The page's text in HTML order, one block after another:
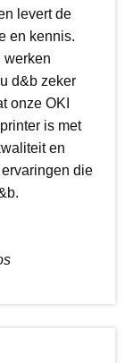
levert de
en kennis.
werken
d&b zeker
onze OKI
is met
en
die